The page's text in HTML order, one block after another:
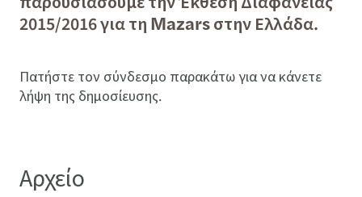
2015/2016 για τη Mazars στην Ελλάδα.
Πατήστε τον σύνδεσμο παρακάτω για να κάνετε
λήψη της δημοσίευσης.
Αρχείο